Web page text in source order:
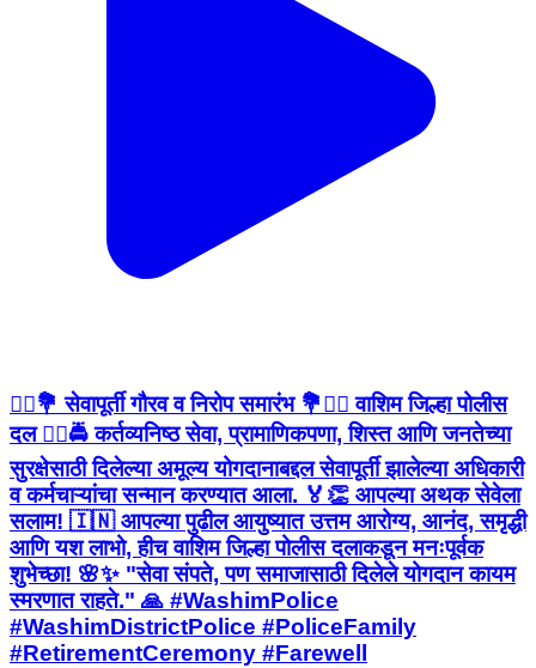
👮‍♂️💐 सेवापूर्ती गौरव व निरोप समारंभ 💐👮‍♀️ वाशिम जिल्हा पोलीस
दल 👮‍♂️🚔 कर्तव्यनिष्ठ सेवा, प्रामाणिकपणा, शिस्त आणि जनतेच्या
सुरक्षेसाठी दिलेल्या अमूल्य योगदानाबद्दल सेवापूर्ती झालेल्या अधिकारी
व कर्मचाऱ्यांचा सन्मान करण्यात आला. 🏅👏 आपल्या अथक सेवेला
सलाम! 🇮🇳 आपल्या पुढील आयुष्यात उत्तम आरोग्य, आनंद, समृद्धी
आणि यश लाभो, हीच वाशिम जिल्हा पोलीस दलाकडून मनःपूर्वक
शुभेच्छा! 🌸✨ "सेवा संपते, पण समाजासाठी दिलेले योगदान कायम
स्मरणात राहते." 🙏 #WashimPolice
#WashimDistrictPolice #PoliceFamily
#RetirementCeremony #Farewell